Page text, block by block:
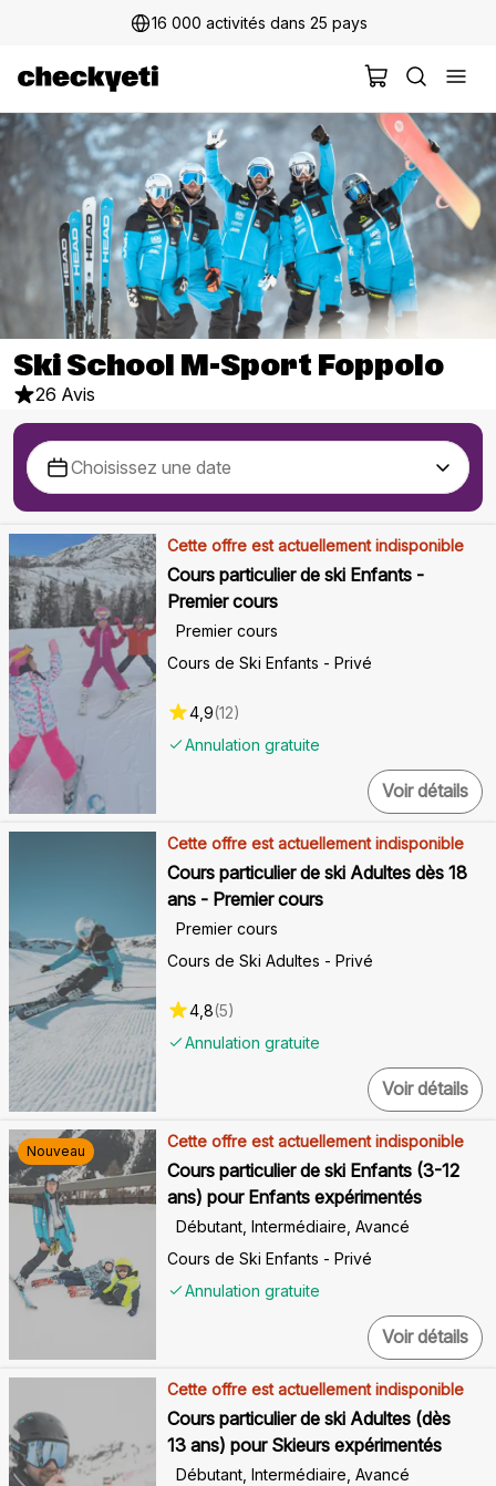
16 000 activités dans 25 pays
Ski School M-Sport Foppolo
26 Avis
Cette offre est actuellement indisponible
Cours particulier de ski Enfants -
Premier cours
Cours de Ski Enfants - Privé
Premier cours
Annulation gratuite
4,9(12)
Voir détails
Cette offre est actuellement indisponible
Cours particulier de ski Adultes dès 18
ans - Premier cours
Cours de Ski Adultes - Privé
Premier cours
Annulation gratuite
4,8(5)
Voir détails
Nouveau
Cette offre est actuellement indisponible
Cours particulier de ski Enfants (3-12
ans) pour Enfants expérimentés
Cours de Ski Enfants - Privé
Débutant, Intermédiaire, Avancé
Annulation gratuite
Voir détails
Cette offre est actuellement indisponible
Cours particulier de ski Adultes (dès
13 ans) pour Skieurs expérimentés
Débutant, Intermédiaire, Avancé